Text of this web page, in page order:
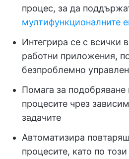
процес, за да
мултифункционалните
Интегрира се с
работни приложения,
безпроблемно
Помага за подобряване
процесите чрез
задачите
Автоматизира
процесите, като по